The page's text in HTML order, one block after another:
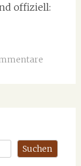
offiziell:
Suchen